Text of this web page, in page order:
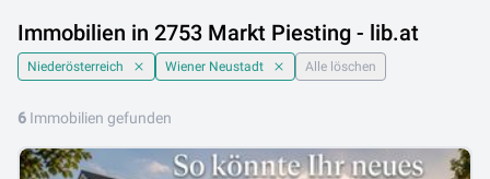
Immobilien in 2753 Markt Piesting - lib.at
Niederösterreich Wiener Neustadt Alle löschen
6 Immobilien gefunden